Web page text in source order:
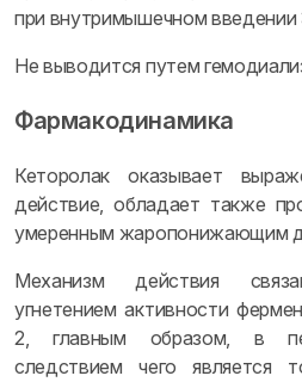
при внутримышечном введении
Не выводится путем
Фармакодинамика
Кеторолак оказывает
действие, обладает также
умеренным жаропонижающим
Механизм действия
угнетением активности
2, главным образом, в
следствием чего является